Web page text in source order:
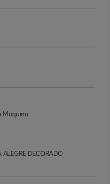
Maquina
ALEGRE DECORADO